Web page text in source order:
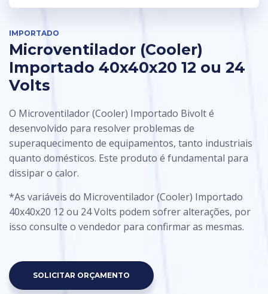
IMPORTADO
Microventilador (Cooler)
Importado 40x40x20 12 ou 24
Volts
O Microventilador (Cooler) Importado Bivolt é
desenvolvido para resolver problemas de
superaquecimento de equipamentos, tanto industriais
quanto domésticos. Este produto é fundamental para
dissipar o calor.
*As variáveis do Microventilador (Cooler) Importado
40x40x20 12 ou 24 Volts podem sofrer alterações, por
isso consulte o vendedor para confirmar as mesmas.
SOLICITAR ORÇAMENTO